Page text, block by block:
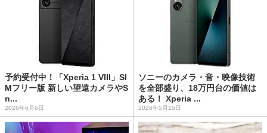
予約受付中！「Xperia 1 VIII」SI
Mフリー版 新しい望遠カメラやS
n...
2026年6月6日
ソニーのカメラ・音・映像技術
を全部盛り、18万円台の価値は
ある！ Xperia ...
2026年5月15日